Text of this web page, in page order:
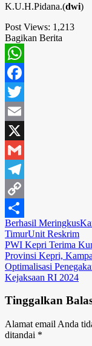
K.U.H.Pidana.(dwi)
Post Views: 1,213
Bagikan Berita
WhatsApp
Facebook
Twitter
Email
X
Gmail
Telegram
Copy
Link
Share
Berhasil Meringkus
TimurUnit Reskrim
Navigasi
pos
PWI Kepri Terima
Provinsi Kepri,
Optimalisasi
Kejaksaan RI 2024
Tinggalkan
Alamat email Anda
ditandai *